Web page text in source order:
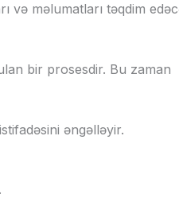
və məlumatları təqdim
bir prosesdir. Bu zaman
əngəlləyir.